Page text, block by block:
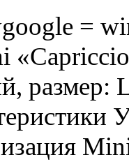
=
размер: